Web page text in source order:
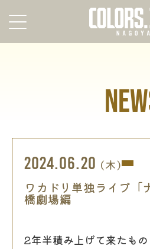
2024.06.20 (木)
ワカドリ単独ライブ「
橋劇場編
2年半積み上げて来たも